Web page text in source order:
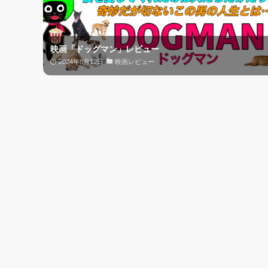
映画「ドッグマン」レビュー
2024年8月12日 映画レビュー